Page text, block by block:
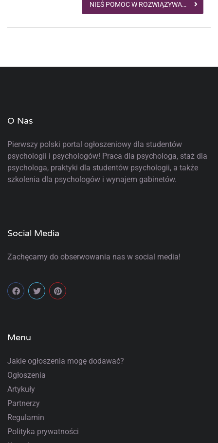
NIEŚ POMOC W ROZWIĄZYWANIU PROBLEMÓW! STUDIUJ PSYCHOLOGIĘ NA WSB-NLU!
O Nas
Pierwszy polski portal ogłoszeniowy dla studentów
psychologii i psychologów! Praca dla psychologa, staż dla
psychologa, praktyki dla studentów psychologii, a także
szkolenia dla psychologów i wynajem gabinetów.
Social Media
Zachęcamy do obserwowania nas w social media!
Menu
Jakie ogłoszenia mogę dodawać?
Ogłoszenia
Artykuły
Partnerzy
Regulamin
Polityka prywatności